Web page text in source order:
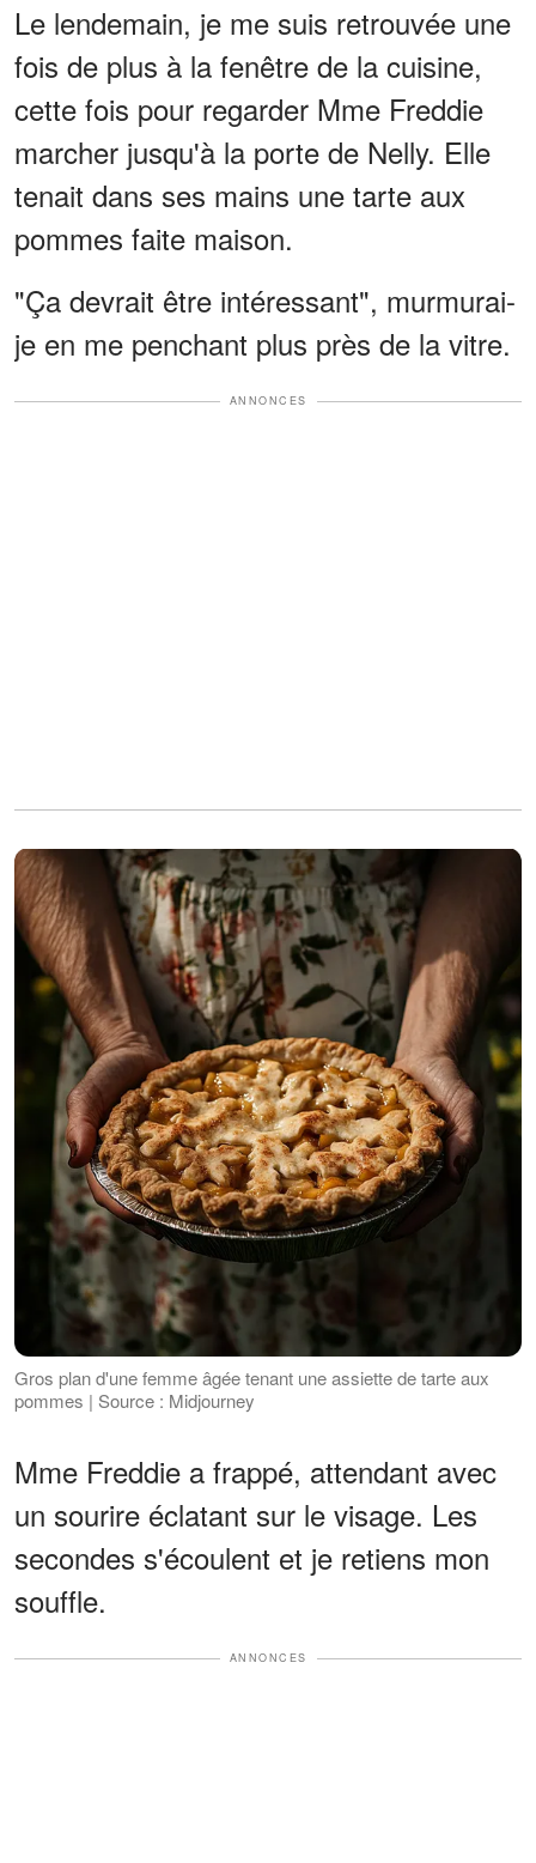
Le lendemain, je me suis retrouvée une
fois de plus à la fenêtre de la cuisine,
cette fois pour regarder Mme Freddie
marcher jusqu'à la porte de Nelly. Elle
tenait dans ses mains une tarte aux
pommes faite maison.
"Ça devrait être intéressant", murmurai-
je en me penchant plus près de la vitre.
ANNONCES
Gros plan d'une femme âgée tenant une assiette de tarte aux
pommes | Source : Midjourney
Mme Freddie a frappé, attendant avec
un sourire éclatant sur le visage. Les
secondes s'écoulent et je retiens mon
souffle.
ANNONCES